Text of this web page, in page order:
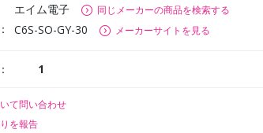
エイム電子 同じメーカーの商品を検索する
C6S-SO-GY-30 メーカーサイトを見る
1
て問い合わせ
を報告